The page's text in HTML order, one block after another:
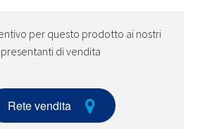
per questo prodotto ai nostri
di vendita
Rete vendita